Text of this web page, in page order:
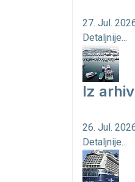
27. Jul.
Detaljnije...
Iz
26. Jul.
Detaljnije...